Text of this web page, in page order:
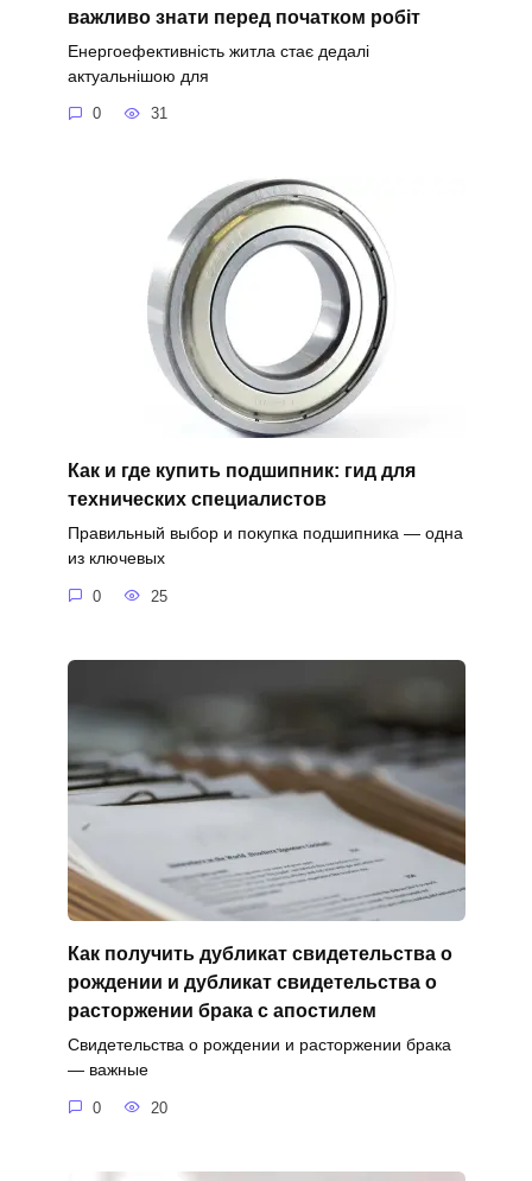
важливо знати перед початком робіт
Енергоефективність житла стає дедалі
актуальнішою для
0 31
Как и где купить подшипник: гид для
технических специалистов
Правильный выбор и покупка подшипника — одна
из ключевых
0 25
Как получить дубликат свидетельства о
рождении и дубликат свидетельства о
расторжении брака с апостилем
Свидетельства о рождении и расторжении брака
— важные
0 20